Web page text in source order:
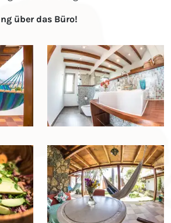
über das Büro!